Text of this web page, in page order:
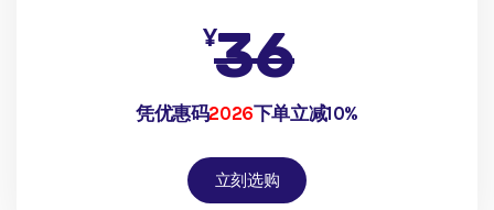
¥36
凭优惠码2026下单立减10%
立刻选购